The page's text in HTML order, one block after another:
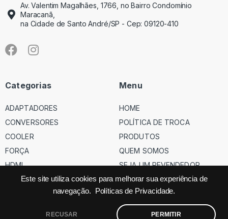
Este site utiliza cookies para melhorar sua experiência de
navegação.
Políticas de Privacidade.
RECUSAR PERMITIR
Av. Valentim Magalhães, 1766, no Bairro Condomínio
Maracanã,
na Cidade de Santo André/SP - Cep: 09120-410
Categorias
ADAPTADORES
CONVERSORES
COOLER
FORÇA
HDMI
Menu
HOME
POLÍTICA DE TROCA
PRODUTOS
QUEM SOMOS
SEJA UM REVENDEDOR